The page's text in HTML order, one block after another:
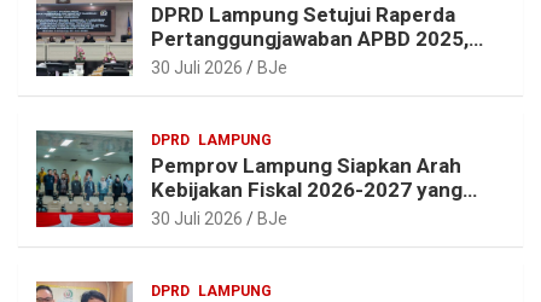
DPRD Lampung Setujui Raperda
Pertanggungjawaban APBD 2025,
Beri Sejumlah Rekomendasi
30 Juli 2026 BJe
DPRD LAMPUNG
Pemprov Lampung Siapkan Arah
Kebijakan Fiskal 2026-2027 yang
Realistis dan Berkelanjutan
30 Juli 2026 BJe
DPRD LAMPUNG